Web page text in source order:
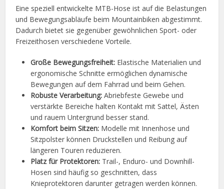
Eine speziell entwickelte MTB-Hose ist auf die Belastungen
und Bewegungsabläufe beim Mountainbiken abgestimmt.
Dadurch bietet sie gegenüber gewöhnlichen Sport- oder
Freizeithosen verschiedene Vorteile.
Große Bewegungsfreiheit: Elastische Materialien und
ergonomische Schnitte ermöglichen dynamische
Bewegungen auf dem Fahrrad und beim Gehen.
Robuste Verarbeitung: Abriebfeste Gewebe und
verstärkte Bereiche halten Kontakt mit Sattel, Ästen
und rauem Untergrund besser stand.
Komfort beim Sitzen: Modelle mit Innenhose und
Sitzpolster können Druckstellen und Reibung auf
längeren Touren reduzieren.
Platz für Protektoren: Trail-, Enduro- und Downhill-
Hosen sind häufig so geschnitten, dass
Knieprotektoren darunter getragen werden können.